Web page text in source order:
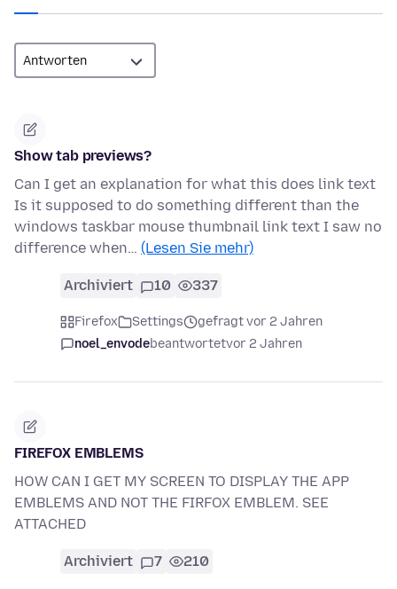
Show tab previews?
Can I get an explanation for what this does link text
Is it supposed to do something different than the
windows taskbar mouse thumbnail link text I saw no
difference when… (Lesen Sie mehr)
Archiviert 10 337
Firefox Settings
gefragt vor 2 Jahren
noel_envodebeantwortetvor 2 Jahren
FIREFOX EMBLEMS
HOW CAN I GET MY SCREEN TO DISPLAY THE APP
EMBLEMS AND NOT THE FIRFOX EMBLEM. SEE
ATTACHED
Archiviert 7 210